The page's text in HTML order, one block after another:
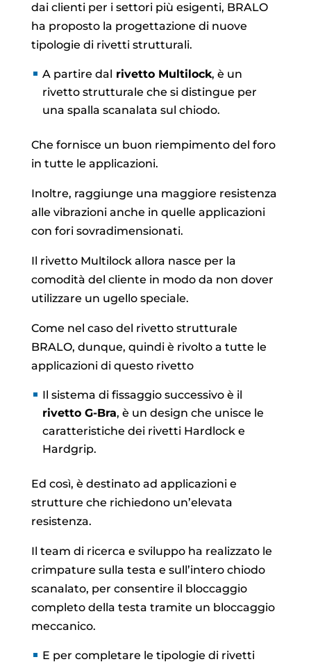
dai clienti per i settori più esigenti, BRALO
ha proposto la progettazione di nuove
tipologie di rivetti strutturali.
A partire dal rivetto Multilock, è un
rivetto strutturale che si distingue per
una spalla scanalata sul chiodo.
Che fornisce un buon riempimento del foro
in tutte le applicazioni.
Inoltre, raggiunge una maggiore resistenza
alle vibrazioni anche in quelle applicazioni
con fori sovradimensionati.
Il rivetto Multilock allora nasce per la
comodità del cliente in modo da non dover
utilizzare un ugello speciale.
Come nel caso del rivetto strutturale
BRALO, dunque, quindi è rivolto a tutte le
applicazioni di questo rivetto
Il sistema di fissaggio successivo è il
rivetto G-Bra, è un design che unisce le
caratteristiche dei rivetti Hardlock e
Hardgrip.
Ed così, è destinato ad applicazioni e
strutture che richiedono un’elevata
resistenza.
Il team di ricerca e sviluppo ha realizzato le
crimpature sulla testa e sull’intero chiodo
scanalato, per consentire il bloccaggio
completo della testa tramite un bloccaggio
meccanico.
E per completare le tipologie di rivetti